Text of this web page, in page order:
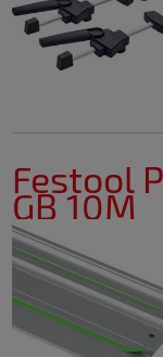
Festool
GB 10M